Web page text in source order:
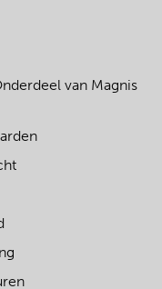
van Magnis